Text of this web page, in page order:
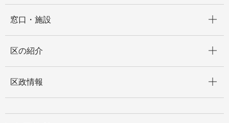
窓口・施設
区の紹介
区政情報